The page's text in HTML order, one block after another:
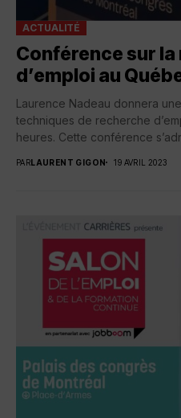
ACTUALITÉ
Conférence sur
d’emploi au
Laurence Nadeau donnera
techniques de recherche
heures. Cette conférence
PARLAURENT GIGON 19 AVRIL 2023